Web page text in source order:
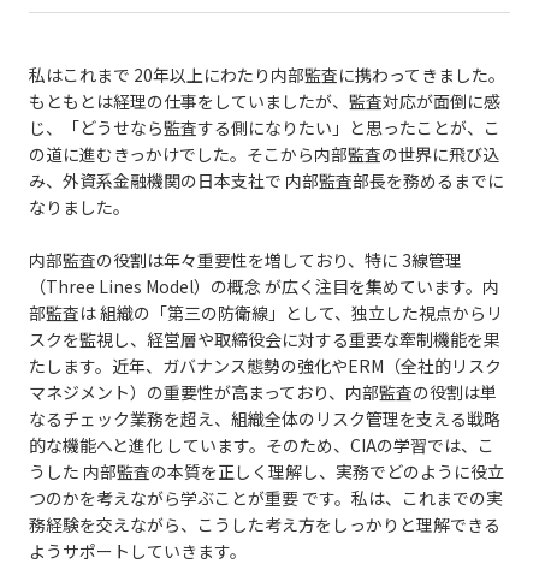
私はこれまで 20年以上にわたり内部監査に携わってきました。
もともとは経理の仕事をしていましたが、監査対応が面倒に感
じ、「どうせなら監査する側になりたい」と思ったことが、こ
の道に進むきっかけでした。そこから内部監査の世界に飛び込
み、外資系金融機関の日本支社で 内部監査部長を務めるまでに
なりました。
内部監査の役割は年々重要性を増しており、特に 3線管理
（Three Lines Model）の概念 が広く注目を集めています。内
部監査は 組織の「第三の防衛線」として、独立した視点からリ
スクを監視し、経営層や取締役会に対する重要な牽制機能を果
たします。近年、ガバナンス態勢の強化やERM（全社的リスク
マネジメント）の重要性が高まっており、内部監査の役割は単
なるチェック業務を超え、組織全体のリスク管理を支える戦略
的な機能へと進化 しています。そのため、CIAの学習では、こ
うした 内部監査の本質を正しく理解し、実務でどのように役立
つのかを考えながら学ぶことが重要 です。私は、これまでの実
務経験を交えながら、こうした考え方をしっかりと理解できる
ようサポートしていきます。